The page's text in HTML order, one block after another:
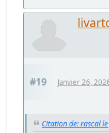
#19 Janvier 26,
Citation de: rascal